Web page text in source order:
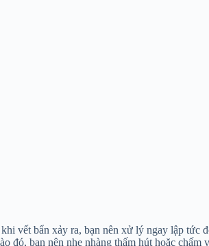
vết bẩn xảy ra, bạn nên xử lý ngay lập tức
bạn nên nhẹ nhàng thấm hút hoặc chấm